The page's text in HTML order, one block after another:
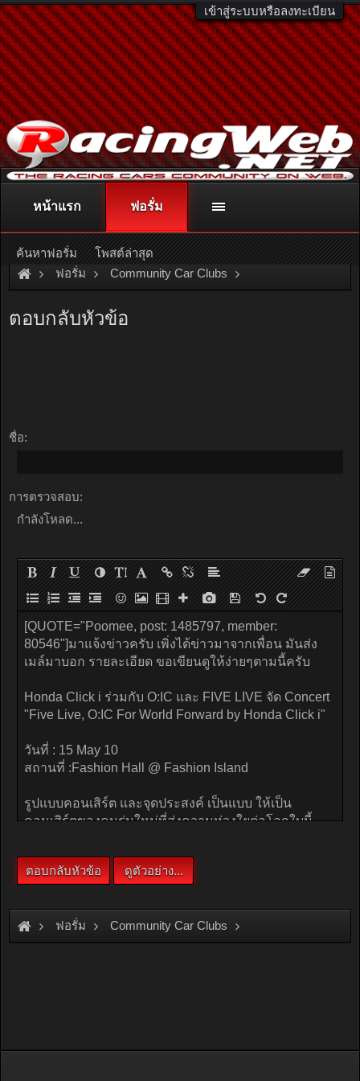
เข้าสู่ระบบหรือลงทะเบียน
ติดต่อลงโฆษณา racingweb@gmail.comหรือโทร. 081-811-1138
หรืออ่านรายละเอียดเพิ่มเติม คลิกที่นี่
ฟอรั่ม Community Car Clubs
ตอบกลับหัวข้อ
ชื่อ:
การตรวจสอบ:
กำลังโหลด...
ฟอรั่ม Community Car Clubs
หน้าแรก ฟอรั่ม
ค้นหาฟอรั่ม โพสต์ล่าสุด